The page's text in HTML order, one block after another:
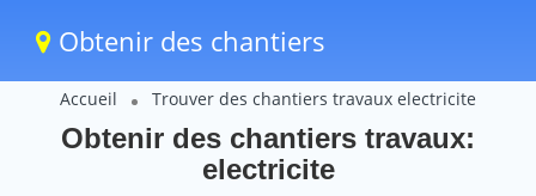
Obtenir des chantiers
Accueil Trouver des chantiers travaux electricite
Obtenir des chantiers travaux:
electricite